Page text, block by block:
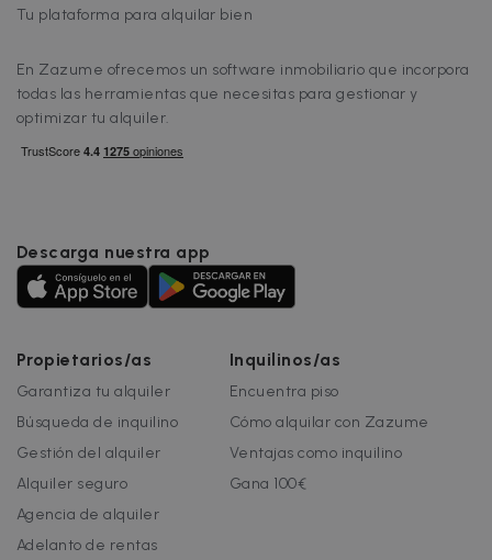
Tu plataforma para alquilar bien
En Zazume ofrecemos un software inmobiliario que incorpora
todas las herramientas que necesitas para gestionar y
optimizar tu alquiler.
Descarga nuestra app
Propietarios/as
Garantiza tu alquiler
Búsqueda de inquilino
Gestión del alquiler
Alquiler seguro
Agencia de alquiler
Adelanto de rentas
Inquilinos/as
Encuentra piso
Cómo alquilar con Zazume
Ventajas como inquilino
Gana 100€